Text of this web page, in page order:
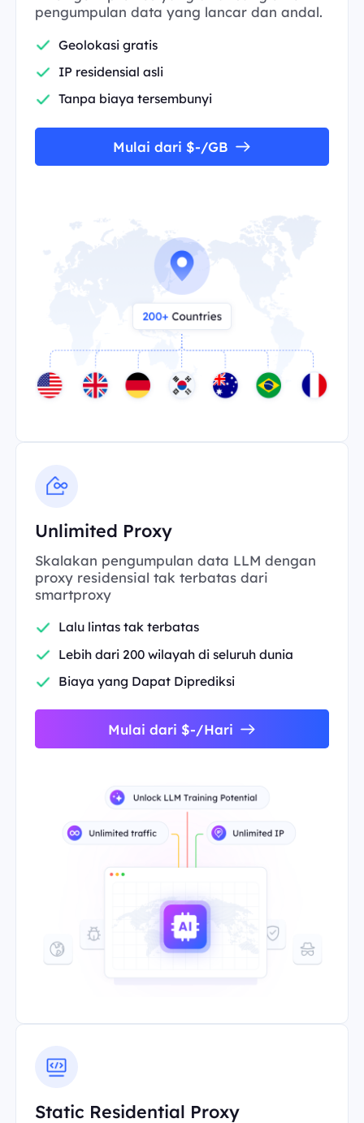
pengumpulan data yang lancar dan andal.
Geolokasi gratis
IP residensial asli
Tanpa biaya tersembunyi
Mulai dari $-/GB
Unlimited Proxy
Skalakan pengumpulan data LLM dengan
proxy residensial tak terbatas dari
smartproxy
Lalu lintas tak terbatas
Lebih dari 200 wilayah di seluruh dunia
Biaya yang Dapat Diprediksi
Mulai dari $-/Hari
Static Residential Proxy